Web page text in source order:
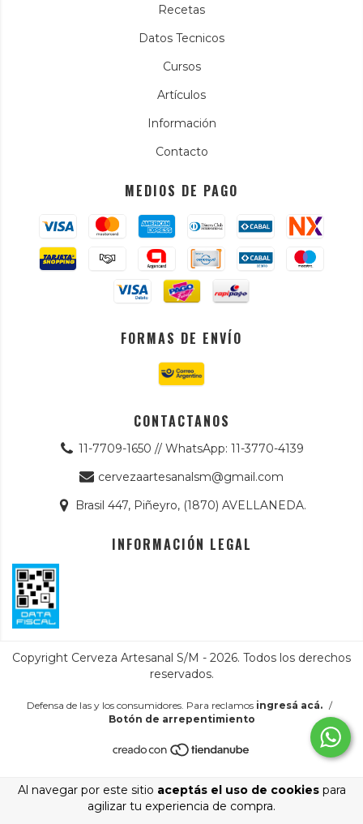
Al navegar por este sitio aceptás el uso de cookiespara
agilizar tu experiencia de compra.
Recetas
Datos Tecnicos
Cursos
Artículos
Información
Contacto
MEDIOS DE PAGO
FORMAS DE ENVÍO
CONTACTANOS
11-7709-1650 // WhatsApp: 11-3770-4139
cervezaartesanalsm@gmail.com
Brasil 447, Piñeyro, (1870) AVELLANEDA.
INFORMACIÓN LEGAL
Copyright Cerveza Artesanal S/M - 2026. Todos los derechos
reservados.
Defensa de las y los consumidores. Para reclamos ingresá acá. /
Botón de arrepentimiento